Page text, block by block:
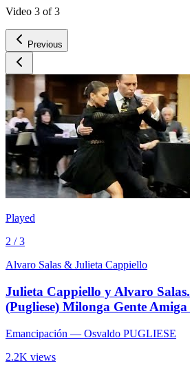
Video 3 of 3
Previous
Played
2 / 3
Alvaro Salas & Julieta Cappiello
Julieta Cappiello y Alvaro
(Pugliese) Milonga Gente
Emancipación — Osvaldo PUGLIESE
2.2K views